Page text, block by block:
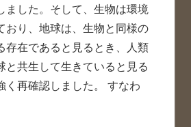
ました。そして、生物は環境
おり、地球は、生物と同様の
存在であると見るとき、人類
と共生して生きていると見る
く再確認しました。 すなわ